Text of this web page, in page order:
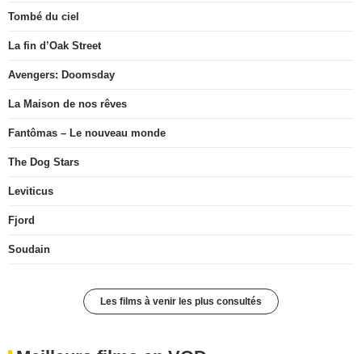
Tombé du ciel
La fin d’Oak Street
Avengers: Doomsday
La Maison de nos rêves
Fantômas – Le nouveau monde
The Dog Stars
Leviticus
Fjord
Soudain
Les films à venir les plus consultés